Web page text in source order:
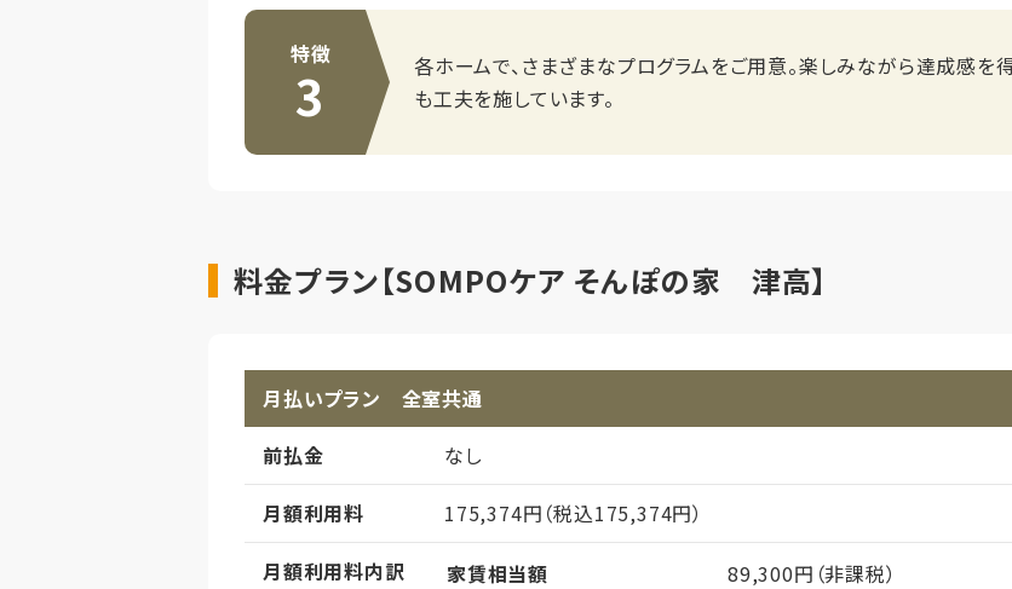
特徴
3
各ホームで、さまざまなプログラムをご用意。楽しみながら達成感を
も工夫を施しています。
料金プラン【SOMPOケア そんぽの家 津高】
月払いプラン 全室共通
前払金
なし
月額利用料
175,374円（税込175,374円）
月額利用料内訳
家賃相当額 89,300円（非課税）